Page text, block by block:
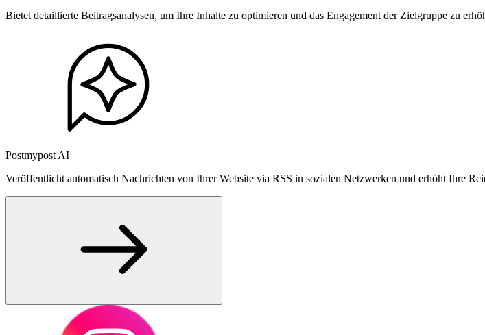
Bietet detaillierte Beitragsanalysen, um Ihre Inhalte zu optimieren und das Engagement der Zielgruppe zu
Postmypost AI
Veröffentlicht automatisch Nachrichten von Ihrer Website via RSS in sozialen Netzwerken und erhöht Ihre